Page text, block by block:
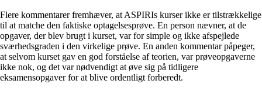
Flere kommentarer fremhæver, at ASPIRIs kurser ikke er tilstrækkelige
til at matche den faktiske optagelsesprøve. En person nævner, at de
opgaver, der blev brugt i kurset, var for simple og ikke afspejlede
sværhedsgraden i den virkelige prøve. En anden kommentar påpeger,
at selvom kurset gav en god forståelse af teorien, var prøveopgaverne
ikke nok, og det var nødvendigt at øve sig på tidligere
eksamensopgaver for at blive ordentligt forberedt.